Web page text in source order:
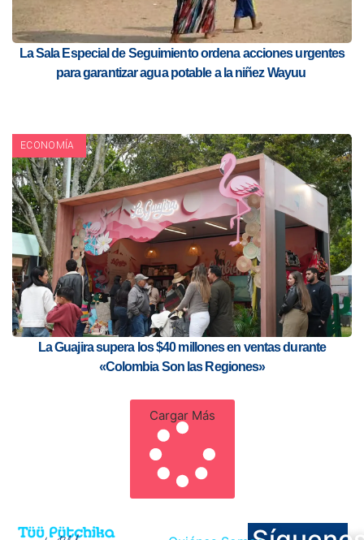
La Sala Especial de Seguimiento ordena acciones urgentes
para garantizar agua potable a la niñez Wayuu
ECONOMÍA
La Guajira supera los $40 millones en ventas durante
«Colombia Son las Regiones»
Cargar Más